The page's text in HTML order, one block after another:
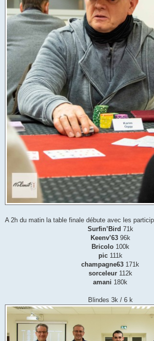
A 2h du matin la table finale débute avec les
Surfin’Bird 71k
Keenv’6396k
Bricolo 100k
pic 111k
champagne63 171k
sorceleur 112k
amani 180k
Blindes 3k / 6 k